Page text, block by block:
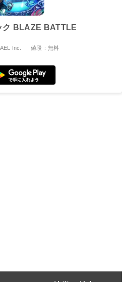
ク BLAZE BATTLE
Inc. 値段：無料